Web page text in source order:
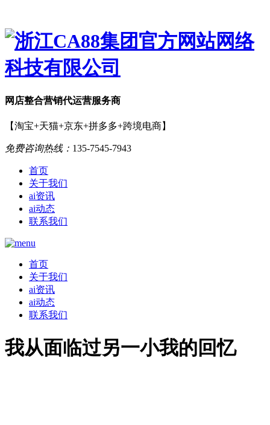
网店整合营销代运营服务商
【淘宝+天猫+京东+拼多多+跨境电商】
免费咨询热线： 135-7545-7943
首页
关于我们
ai资讯
ai动态
联系我们
首页
关于我们
ai资讯
ai动态
联系我们
我从面临过另一小我的回忆